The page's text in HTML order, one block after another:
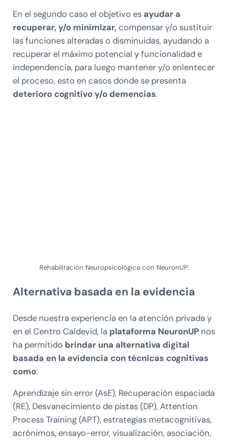
En el segundo caso el objetivo es ayudar a
recuperar, y/o minimizar,compensar y/o sustituir
las funciones alteradas o disminuidas, ayudando a
recuperar el máximo potencial y funcionalidad e
independencia, para luego mantener y/o enlentecer
el proceso, esto en casos donde se presenta
deterioro cognitivo y/o demencias.
Rehabilitación Neuropsicológica con NeuronUP.
Alternativa basada en la evidencia
Desde nuestra experiencia en la atención privada y
en el Centro Caldevid, la plataforma NeuronUPnos
ha permitido brindar una alternativa digital
basada en la evidencia con técnicas cognitivas
como:
Aprendizaje sin error (AsE), Recuperación espaciada
(RE), Desvanecimiento de pistas (DP), Attention
Process Training (APT), estrategias metacognitivas,
acrónimos, ensayo-error, visualización, asociación,